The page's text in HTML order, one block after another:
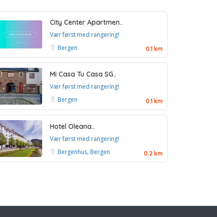
City Center Apartmen..
Vær først med rangering!
Bergen
0.1 km
Mi Casa Tu Casa SG..
Vær først med rangering!
Bergen
0.1 km
Hotel Oleana..
Vær først med rangering!
Bergenhus, Bergen
0.2 km